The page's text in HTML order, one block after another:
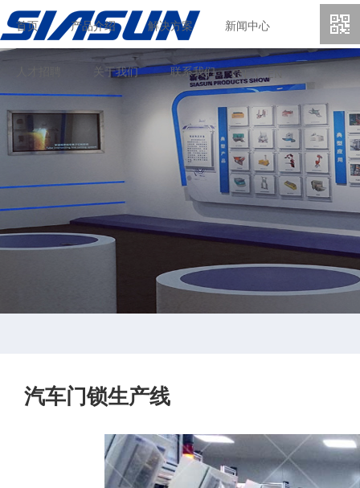
首页 产品介绍 解决方案 新闻中心
关于我们 联系我们 CN \ EN
汽车门锁生产线